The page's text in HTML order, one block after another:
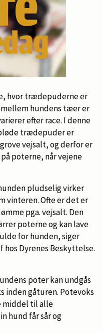
hvor trædepuderne er
hundens tæer er
efter race. I denne
bløde trædepuder er
vejsalt, og derfor er
poterne, når vejene
pludselig virker
vinteren. Ofte er det er
pga. vejsalt. Den
poterne og kan lave
for hunden, siger
Dyrenes Beskyttelse.
poter kan undgås
inden gåturen. Potevoks
middel til alle
hund får sår og